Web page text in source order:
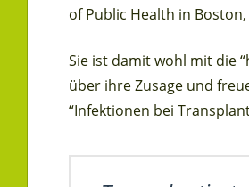
of Public Health in
Sie ist damit wohl mit die
über ihre Zusage und
“Infektionen bei